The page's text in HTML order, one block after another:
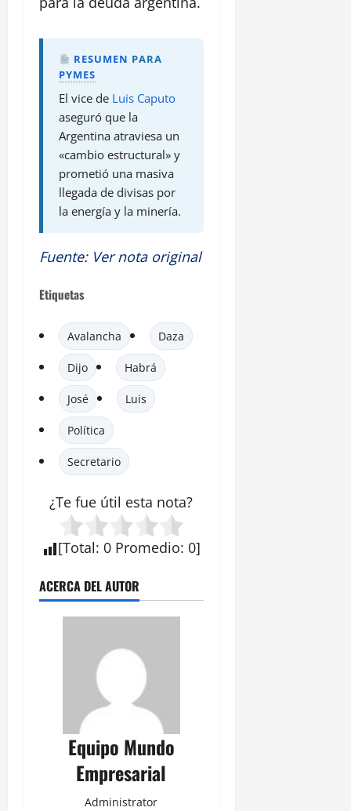
RESUMEN PARA
PYMES
El vice de Luis Caputo
aseguró que la
Argentina atraviesa un
«cambio estructural» y
prometió una masiva
llegada de divisas por
la energía y la minería.
Fuente: Ver nota original
Etiquetas
Avalancha Daza
Dijo Habrá
José Luis
Política
Secretario
¿Te fue útil esta nota?
[Total: 0 Promedio: 0]
ACERCA DEL AUTOR
Equipo Mundo
Empresarial
Administrator